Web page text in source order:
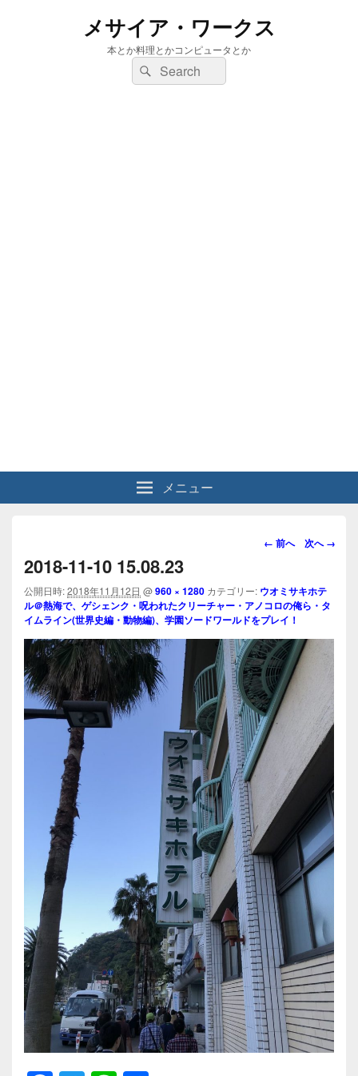
メサイア・ワークス
本とか料理とかコンピュータとか
検
索:
検
索
メニュー
画
ビ
ゲ
ー
シ
ョ
ン
← 前へ 次へ →
2018-11-10 15.08.23
公開日時:2018年11月12日 @960 × 1280 カテゴリー: ウオミサキホテ
ル＠熱海で、ゲシェンク・呪われたクリーチャー・アノコロの俺ら・タ
イムライン(世界史編・動物編)、学園ソードワールドをプレイ！